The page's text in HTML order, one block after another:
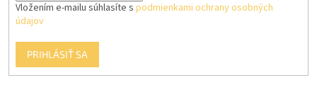
Vložením e-mailu súhlasíte s podmienkami ochrany osobných
údajov
PRIHLÁSIŤ SA